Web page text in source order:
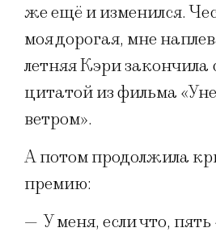
же ещё и изменился.
моя дорогая, мне
летняя Кэри закончила
цитатой из фильма
ветром».
А потом продолжила
премию:
— У меня, если что,